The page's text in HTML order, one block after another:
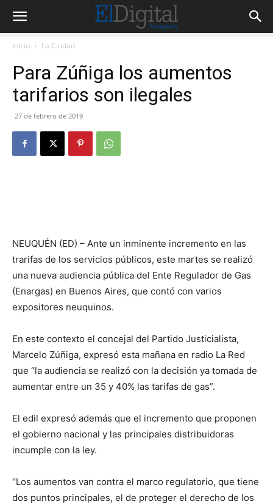
Inicio La Ciudad
Para Zúñiga los aumentos
tarifarios son ilegales
27 de febrero de 2019
NEUQUÉN (ED) – Ante un inminente incremento en las
trarifas de los servicios públicos, este martes se realizó
una nueva audiencia pública del Ente Regulador de Gas
(Enargas) en Buenos Aires, que contó con varios
expositores neuquinos.
En este contexto el concejal del Partido Justicialista,
Marcelo Zúñiga, expresó esta mañana en radio La Red
que “la audiencia se realizó con la decisión ya tomada de
aumentar entre un 35 y 40% las tarifas de gas”.
El edil expresó además que el incremento que proponen
el gobierno nacional y las principales distribuidoras
incumple con la ley.
“Los aumentos van contra el marco regulatorio, que tiene
dos puntos principales, el de proteger el derecho de los